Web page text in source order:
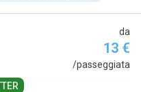
da
13 €
/passeggiata